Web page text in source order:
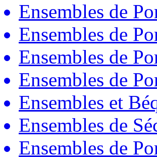
Ensembles de
Ensembles de
Ensembles de
Ensembles de
Ensembles et
Ensembles de
Ensembles de